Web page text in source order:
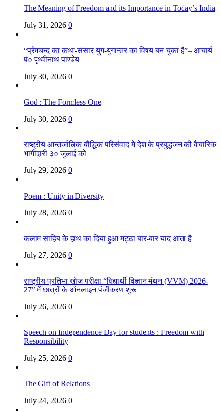
The Meaning of Freedom and its Importance in Today’s India
July 31, 2026 0
“प्रेमचन्द का कथा-संसार युग-युगान्तर का विषय बन चुका है”– आचार्य
पं० पृथ्वीनाथ पाण्डेय
July 30, 2026 0
God : The Formless One
July 30, 2026 0
राष्ट्रीय आन्तर्जालिक बौद्धिक परिसंवाद मे देश के प्रबुद्धजन की वैचारिक
भागीदारी ३० जुलाई को
July 29, 2026 0
Poem : Unity in Diversity
July 28, 2026 0
कलाम साहिब के हाथ का दिया हुआ मट्ठा बार-बार याद आता है
July 27, 2026 0
राष्ट्रीय प्रतिभा खोज परीक्षा “विद्यार्थी विज्ञान मंथन (VVM) 2026-
27” में छात्रों के ऑनलाइन पंजीकरण शुरू
July 26, 2026 0
Speech on Independence Day for students : Freedom with
Responsibility
July 25, 2026 0
The Gift of Relations
July 24, 2026 0